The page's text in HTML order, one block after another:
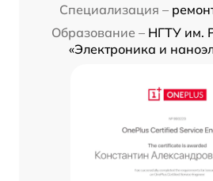
Специализация –
Образование – НГТУ им.
«Электроника и